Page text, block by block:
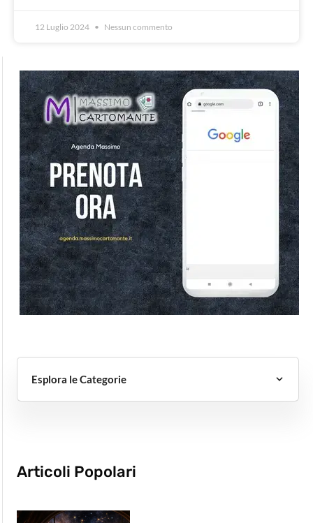
12 Luglio 2024 Nessun commento
Esplora le Categorie
Articoli Popolari